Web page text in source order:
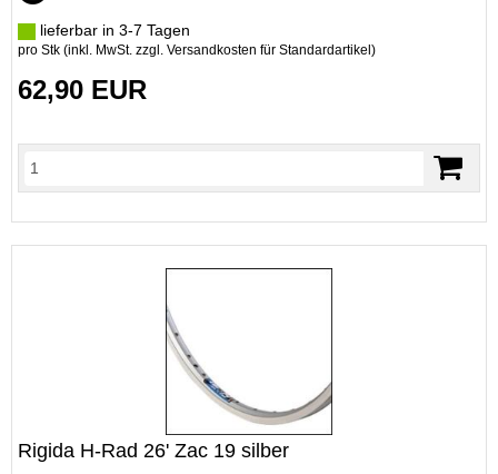
lieferbar in 3-7 Tagen
pro Stk (inkl. MwSt. zzgl. Versandkosten für Standardartikel )
62,90 EUR
Rigida H-Rad 26' Zac 19 silber